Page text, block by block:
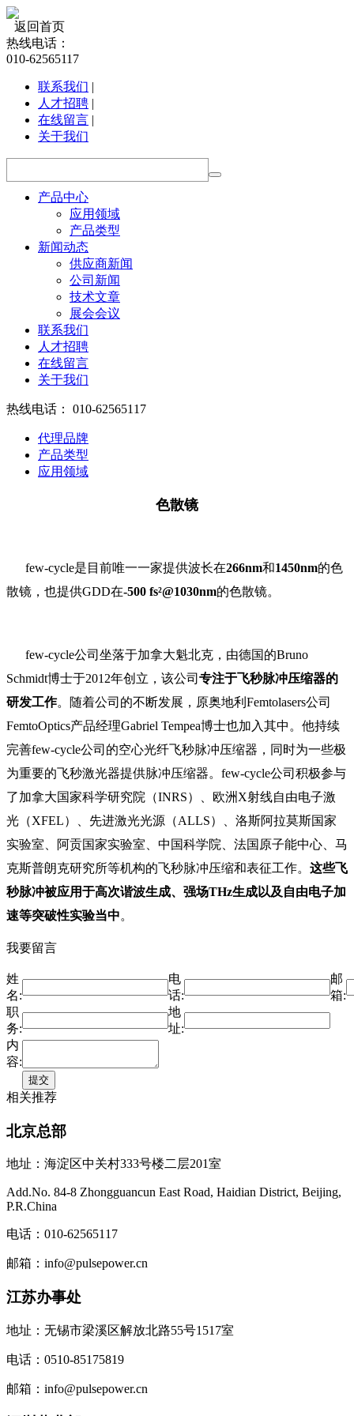
返回首页
热线电话：
010-62565117
联系我们 |
人才招聘 |
在线留言 |
关于我们
产品中心
应用领域
产品类型
新闻动态
供应商新闻
公司新闻
技术文章
展会会议
联系我们
人才招聘
在线留言
关于我们
热线电话： 010-62565117
代理品牌
产品类型
应用领域
色散镜
few-cycle是目前唯一一家提供波长在266nm和1450nm的色
散镜，也提供GDD在-500 fs²@1030nm的色散镜。
few-cycle公司坐落于加拿大魁北克，由德国的Bruno
Schmidt博士于2012年创立，该公司 专注于飞秒脉冲压缩器的
研发工作。随着公司的不断发展，原奥地利Femtolasers公司
FemtoOptics产品经理Gabriel Tempea博士也加入其中。他持续
完善few-cycle公司的空心光纤飞秒脉冲压缩器，同时为一些极
为重要的飞秒激光器提供脉冲压缩器。few-cycle公司积极参与
了加拿大国家科学研究院（INRS）、欧洲X射线自由电子激
光（XFEL）、先进激光光源（ALLS）、洛斯阿拉莫斯国家
实验室、阿贡国家实验室、中国科学院、法国原子能中心、马
克斯普朗克研究所等机构的飞秒脉冲压缩和表征工作。 这些飞
秒脉冲被应用于高次谐波生成、强场THz生成以及自由电子加
速等突破性实验当中。
我要留言
姓
名:
电
话:
邮
箱:
职
务:
地
址:
内
容:
相关推荐
北京总部
地址：海淀区中关村333号楼二层201室
Add.No. 84-8 Zhongguancun East Road, Haidian District, Beijing,
P.R.China
电话：010-62565117
邮箱：info@pulsepower.cn
江苏办事处
地址：无锡市梁溪区解放北路55号1517室
电话：0510-85175819
邮箱：info@pulsepower.cn